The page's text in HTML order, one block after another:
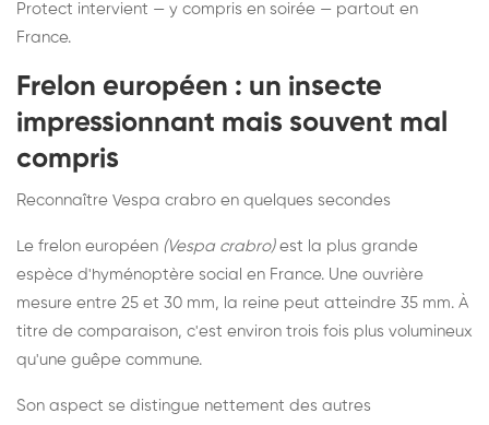
Protect intervient — y compris en soirée — partout en
France.
Frelon européen : un insecte
impressionnant mais souvent mal
compris
Reconnaître Vespa crabro en quelques secondes
Le frelon européen (Vespa crabro)est la plus grande
espèce d'hyménoptère social en France. Une ouvrière
mesure entre 25 et 30 mm, la reine peut atteindre 35 mm. À
titre de comparaison, c'est environ trois fois plus volumineux
qu'une guêpe commune.
Son aspect se distingue nettement des autres